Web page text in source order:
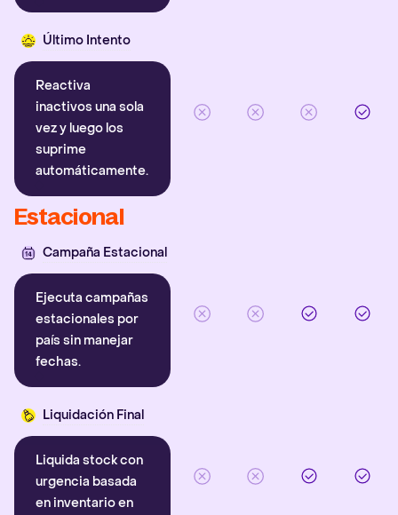
Último Intento
Reactiva
inactivos una sola
vez y luego los
suprime
automáticamente.
Estacional
Campaña Estacional
Ejecuta campañas
estacionales por
país sin manejar
fechas.
Liquidación Final
Liquida stock con
urgencia basada
en inventario en